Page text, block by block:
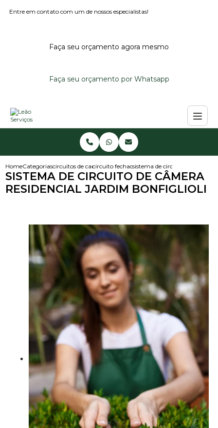
Entre em contato com um de nossos especialistas!
Faça seu orçamento agora mesmo
Faça seu orçamento por Whatsapp
HomeCategoriascircuitos de camerascircuito fechado de cameras
sistema de circuito de
SISTEMA DE CIRCUITO DE CÂMERA
RESIDENCIAL JARDIM BONFIGLIOLI